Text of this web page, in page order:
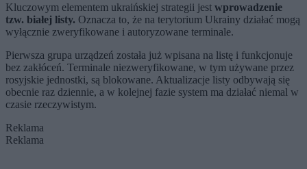
Kluczowym elementem ukraińskiej strategii jest wprowadzenie
tzw. białej listy. Oznacza to, że na terytorium Ukrainy działać mogą
wyłącznie zweryfikowane i autoryzowane terminale.
Pierwsza grupa urządzeń została już wpisana na listę i funkcjonuje
bez zakłóceń. Terminale niezweryfikowane, w tym używane przez
rosyjskie jednostki, są blokowane. Aktualizacje listy odbywają się
obecnie raz dziennie, a w kolejnej fazie system ma działać niemal w
czasie rzeczywistym.
Reklama
Reklama